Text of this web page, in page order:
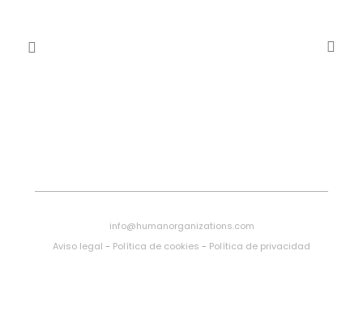
info@humanorganizations.com
Aviso legal - Política de cookies - Política de privacidad